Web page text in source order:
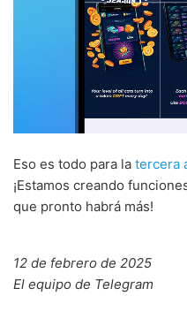
Eso es todo para la tercera
¡Estamos creando
que pronto habrá más!
12 de febrero de 2025
El equipo de Telegram